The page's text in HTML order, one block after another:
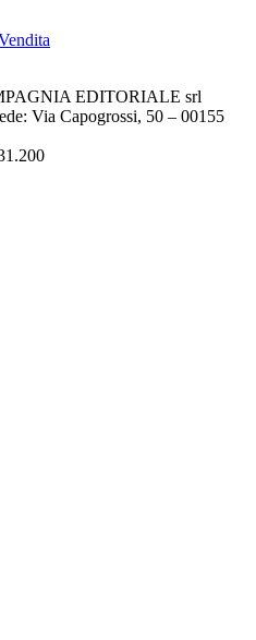
EDITORIALE srl
Via Capogrossi, 50 – 00155